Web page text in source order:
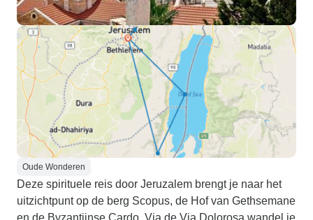
Oude Wonderen
Deze spirituele reis door Jeruzalem brengt je naar het
uitzichtpunt op de berg Scopus, de Hof van Gethsemane
en de Byzantijnse Cardo. Via de Via Dolorosa wandel je